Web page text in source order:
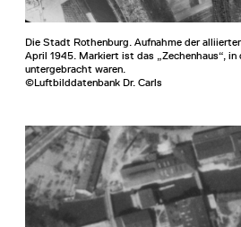
Die Stadt Rothenburg. Aufnahme der
April 1945. Markiert ist das „Zechenhaus“,
untergebracht waren.
©Luftbilddatenbank Dr. Carls